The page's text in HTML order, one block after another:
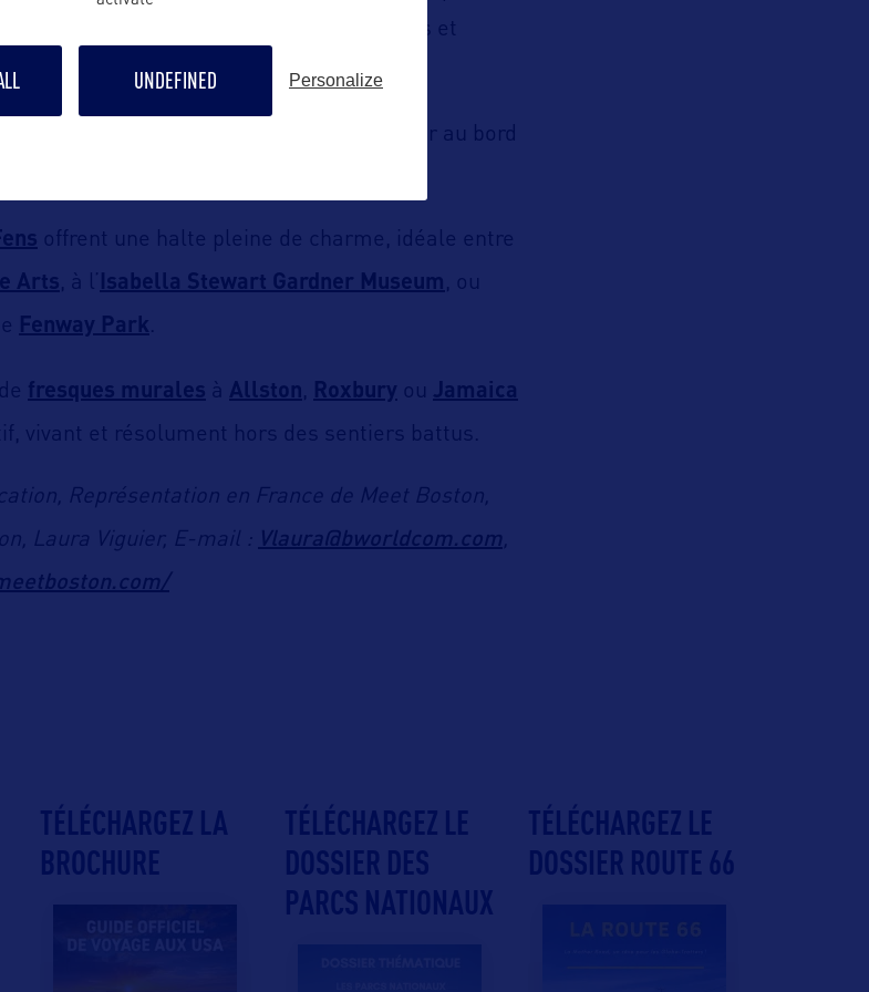
promenade entre collines, arbres rares et
aussi bien à marcher, courir ou pédaler au bord
ou en aviron sur l’eau.
offrent une halte pleine de charme, idéale entre
Arts, à l’ Isabella Stewart Gardner Museum , ou
Fenway Park.
fresques murales à Allston, Roxbury ou Jamaica
vivant et résolument hors des sentiers battus.
Représentation en France de Meet Boston,
Laura Viguier, E-mail : Vlaura@bworldcom.com,
TÉLÉCHARGEZ LA
BROCHURE
TÉLÉCHARGEZ LE
DOSSIER DES
PARCS NATIONAUX
TÉLÉCHARGEZ LE
DOSSIER ROUTE 66
UNDEFINED Personalize